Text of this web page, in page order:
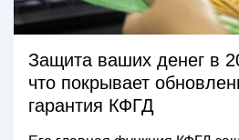
Защита ваших денег в
что покрывает
гарантия КФГД